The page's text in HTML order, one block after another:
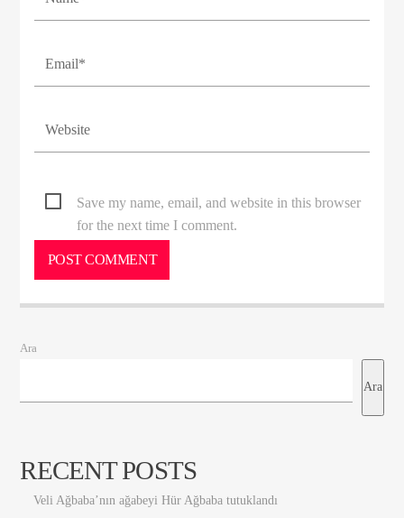
Save my name, email, and website in this browser
for the next time I comment.
Ara
Ara
RECENT POSTS
Veli Ağbaba’nın ağabeyi Hür Ağbaba tutuklandı